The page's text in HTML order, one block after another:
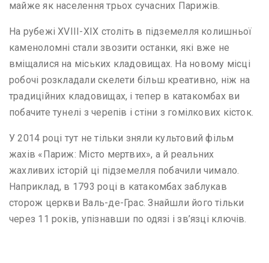
майже як населення трьох сучасних Парижів.
На рубежі XVIII-XIX століть в підземелля колишньої
каменоломні стали звозити останки, які вже не
вміщалися на міських кладовищах. На новому місці
робочі розкладали скелети більш креативно, ніж на
традиційних кладовищах, і тепер в катакомбах ви
побачите тунелі з черепів і стіни з гомілкових кісток.
У 2014 році тут не тільки зняли культовий фільм
жахів «Париж: Місто мертвих», а й реальних
жахливих історій ці підземелля побачили чимало.
Наприклад, в 1793 році в катакомбах заблукав
сторож церкви Валь-де-Грас. Знайшли його тільки
через 11 років, упізнавши по одязі і зв’язці ключів.